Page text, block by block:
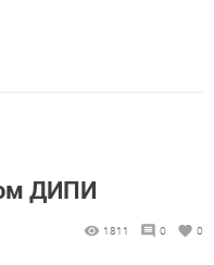
ДИПИ
1811 0 0